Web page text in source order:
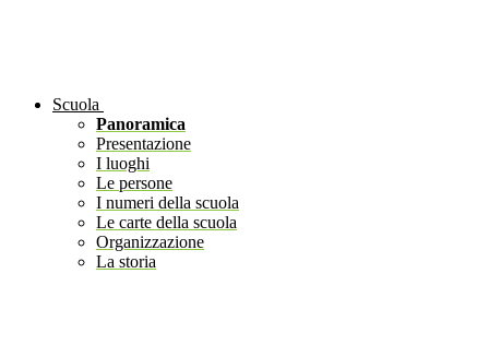
Scuola
Panoramica
Presentazione
I luoghi
Le persone
I numeri della scuola
Le carte della scuola
Organizzazione
La storia